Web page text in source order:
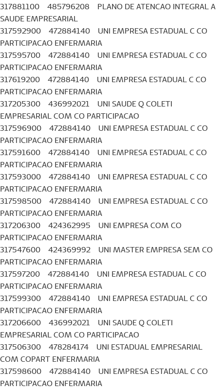
317881100 485796208 PLANO DE ATENCAO INTEGRAL A
SAUDE EMPRESARIAL
317592900 472884140 UNI EMPRESA ESTADUAL C CO
PARTICIPACAO ENFERMARIA
317595700 472884140 UNI EMPRESA ESTADUAL C CO
PARTICIPACAO ENFERMARIA
317619200 472884140 UNI EMPRESA ESTADUAL C CO
PARTICIPACAO ENFERMARIA
317205300 436992021 UNI SAUDE Q COLETI
EMPRESARIAL COM CO PARTICIPACAO
317596900 472884140 UNI EMPRESA ESTADUAL C CO
PARTICIPACAO ENFERMARIA
317591600 472884140 UNI EMPRESA ESTADUAL C CO
PARTICIPACAO ENFERMARIA
317593000 472884140 UNI EMPRESA ESTADUAL C CO
PARTICIPACAO ENFERMARIA
317598500 472884140 UNI EMPRESA ESTADUAL C CO
PARTICIPACAO ENFERMARIA
317206300 424362995 UNI EMPRESA COM CO
PARTICIPACAO ENFERMARIA
317547600 424369992 UNI MASTER EMPRESA SEM CO
PARTICIPACAO ENFERMARIA
317597200 472884140 UNI EMPRESA ESTADUAL C CO
PARTICIPACAO ENFERMARIA
317599300 472884140 UNI EMPRESA ESTADUAL C CO
PARTICIPACAO ENFERMARIA
317206600 436992021 UNI SAUDE Q COLETI
EMPRESARIAL COM CO PARTICIPACAO
317506300 478284174 UNI ESTADUAL EMPRESARIAL
COM COPART ENFERMARIA
317598600 472884140 UNI EMPRESA ESTADUAL C CO
PARTICIPACAO ENFERMARIA